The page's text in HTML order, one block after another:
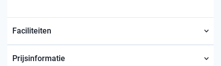
Faciliteiten
Prijsinformatie